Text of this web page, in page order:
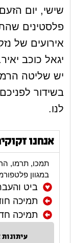
פלסטינים
אירועים של
יגאל כוכב
יש שליטה
בשידור
לנו.
אנחנו
תמכו, תרמו,
במגוון
ביט
תמיכה
תמיכה